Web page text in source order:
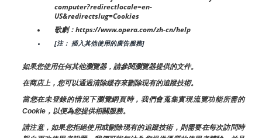
computer?redirectlocale=en-
US&redirectslug=Cookies
歌劇：https://www.opera.com/zh-cn/help
[注： 插入其他使用的廣告服務]
如果您使用任何其他瀏覽器，請參閱瀏覽器提供的文件。
在商店上，您可以通過清除緩存來刪除現有的追蹤技術。
當您在未登錄的情況下瀏覽網頁時，我們會蒐集實現流覽功能所需的
Cookie，以便為您提供相關服務。
請注意，如果您拒絕使用或刪除現有的追蹤技術，則需要在每次訪問時